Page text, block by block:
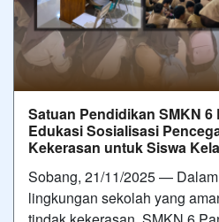
Satuan Pendidikan SMKN 6
Edukasi Sosialisasi
Kekerasan untuk Siswa
Sobang, 21/11/2025 —
lingkungan sekolah yang